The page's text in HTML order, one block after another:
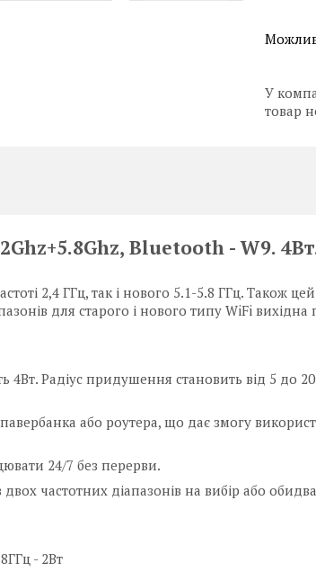
У
товар
Bluetoоth - W9.
2,4 ГГц, так і нового 5.1-5.8 ГГц. Також
для старого і нового типу WiFi вихідна
4Вт. Радіус придушення становить від 5 до
або роутера, що дає змогу
24/7 без перерви.
частотних діапазонів на вибір або обидва
- 2Вт